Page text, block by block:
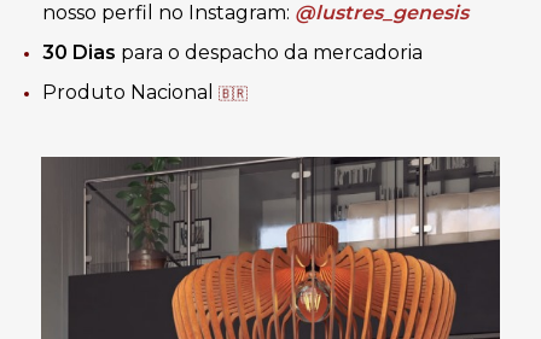
nosso perfil no Instagram: @lustres_genesis
30 Dias para o despacho da mercadoria
Produto Nacional
🇧🇷